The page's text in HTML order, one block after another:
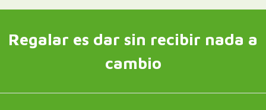
Regalar es dar sin recibir nada a
cambio